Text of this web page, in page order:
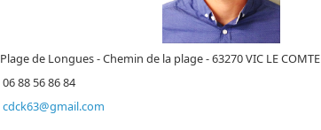
Plage de Longues - Chemin de la plage - 63270 VIC LE COMTE
06 88 56 86 84
cdck63@gmail.com